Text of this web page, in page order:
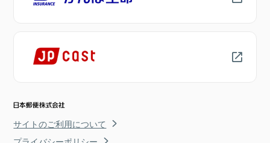
サイトのご利用について